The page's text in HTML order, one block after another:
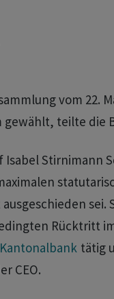
vom 22.
gewählt, teilte die
Isabel Stirnimann
sei.
Rücktritt
tätig
CEO.